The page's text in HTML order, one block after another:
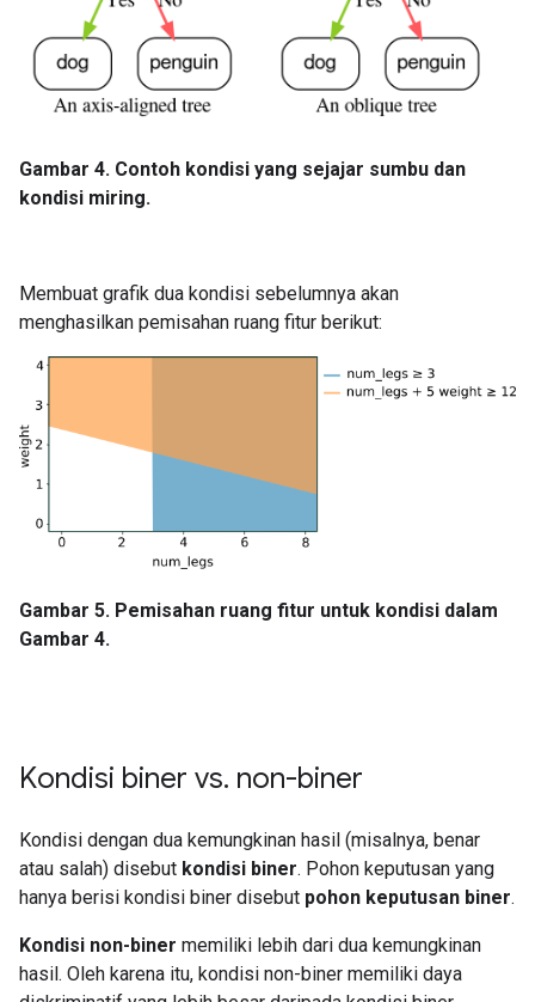
Gambar 4. Contoh kondisi yang sejajar sumbu dan
kondisi miring.
Membuat grafik dua kondisi sebelumnya akan
menghasilkan pemisahan ruang fitur berikut:
Gambar 5. Pemisahan ruang fitur untuk kondisi dalam
Gambar 4.
Kondisi biner vs. non-biner
Kondisi dengan dua kemungkinan hasil (misalnya, benar
atau salah) disebut kondisi biner. Pohon keputusan yang
hanya berisi kondisi biner disebut pohon keputusan biner.
Kondisi non-biner memiliki lebih dari dua kemungkinan
hasil. Oleh karena itu, kondisi non-biner memiliki daya